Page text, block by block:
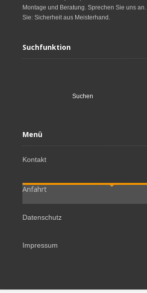
Montage und Beratung. Sprechen Sie uns
Sie: Sicherheit aus Meisterhand.
Suchfunktion
Menü
Kontakt
Anfahrt
Datenschutz
Impressum